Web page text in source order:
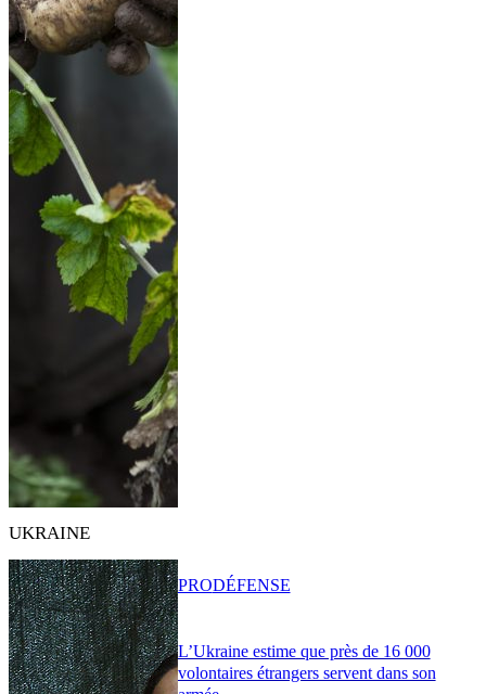
UKRAINE
L’Ukraine estime que près de 16 000
volontaires étrangers servent dans son
PRODÉFENSE